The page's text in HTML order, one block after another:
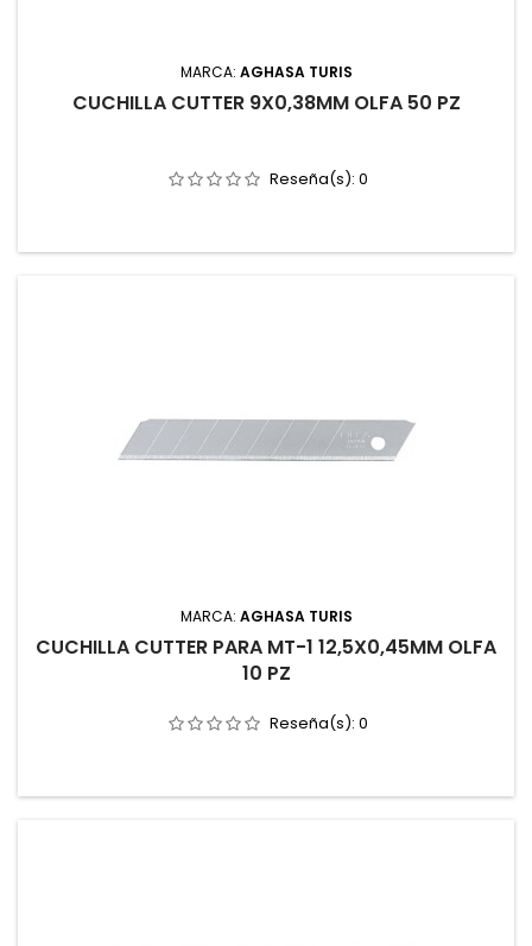
MARCA: AGHASA TURIS
CUCHILLA CUTTER 9X0,38MM OLFA 50 PZ
Reseña(s): 0
MARCA: AGHASA TURIS
CUCHILLA CUTTER PARA MT-1 12,5X0,45MM OLFA
10 PZ
Reseña(s): 0